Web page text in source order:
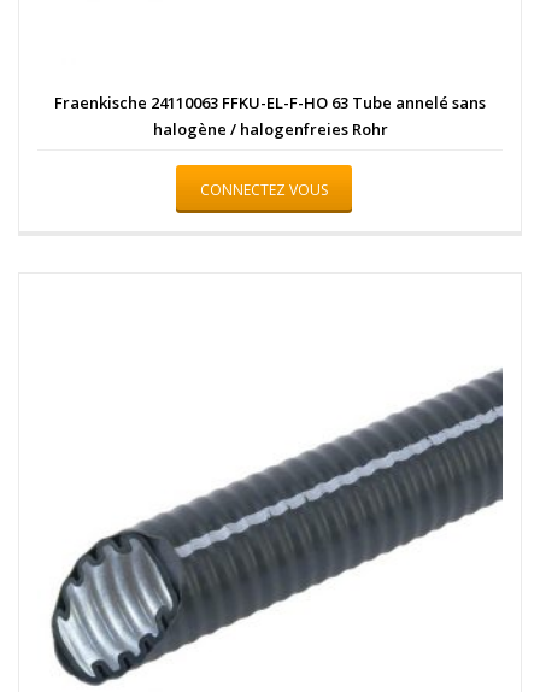
Fraenkische 24110063 FFKU-EL-F-HO 63 Tube annelé sans
halogène / halogenfreies Rohr
CONNECTEZ VOUS